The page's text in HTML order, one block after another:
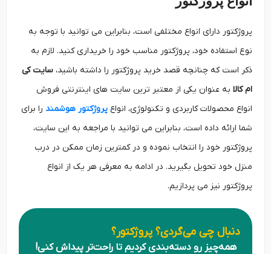
پروژکتور دارای انواع مختلفی است، بنابراین می توانید با توجه به
نوع استفاده خود، پروژکتور مناسب خود را خریداری کنید. لازم به
ذکر است که چنانچه قصد خرید پروژکتور را داشته باشید،سایت کی
ام کالابه عنوان یکی از معتبر ترین سایت های اینترنتی فروش
انواع محصولات کاربردی و تکنولوژی، انواع پروژکتور هوشمندرا برای
شما ارائه داده است، بنابراین می توانید با مراجعه به این سایت،
پروژکتور خود را انتخاب نموده و در کمترین زمان ممکن در درب
منزل خود تحویل بگیرید. در ادامه به معرفی هر یک از انواع
پروژکتور نیز می پردازیم.
دنبال چی می‌گردی؟ پروژکتور؟
همه‌چیز رو دسته‌بندی کردیم تا راحت‌تر پیداش کنی!